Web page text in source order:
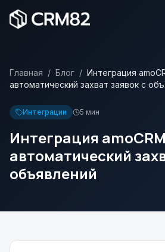
Главная / Блог / Интеграция
автоматический захват заявок с
Интеграции 5 мин
Интеграция
автоматический
объявлений